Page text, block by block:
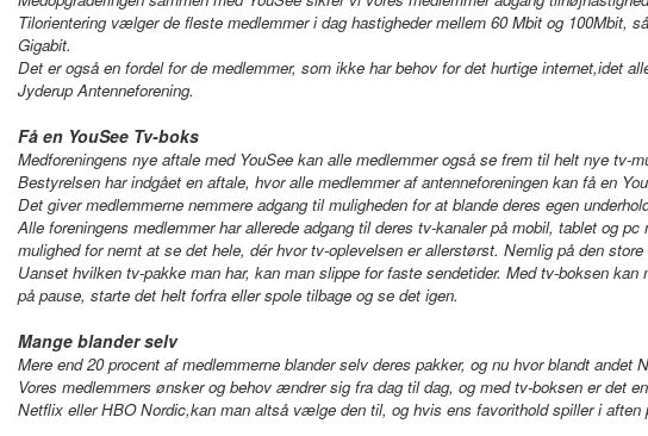
Tilorientering vælger de fleste medlemmer i dag hastigheder mellem 60 Mbit og 100Mbit,
Gigabit.
Det er også en fordel for de medlemmer, som ikke har behov for det hurtige internet,idet
Jyderup Antenneforening.
Få en YouSee Tv-boks
Medforeningens nye aftale med YouSee kan alle medlemmer også se frem til helt nye tv-
Bestyrelsen har indgået en aftale, hvor alle medlemmer af antenneforeningen kan få en
Det giver medlemmerne nemmere adgang til muligheden for at blande deres egen
Alle foreningens medlemmer har allerede adgang til deres tv-kanaler på mobil, tablet og
mulighed for nemt at se det hele, dér hvor tv-oplevelsen er allerstørst. Nemlig på den
Uanset hvilken tv-pakke man har, kan man slippe for faste sendetider. Med tv-boksen
på pause, starte det helt forfra eller spole tilbage og se det igen.
Mange blander selv
Mere end 20 procent af medlemmerne blander selv deres pakker, og nu hvor blandt
Vores medlemmers ønsker og behov ændrer sig fra dag til dag, og med tv-boksen er det
Netflix eller HBO Nordic,kan man altså vælge den til, og hvis ens favorithold spiller i